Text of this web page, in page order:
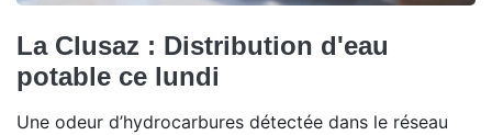
La Clusaz : Distribution d'eau
potable ce lundi
Une odeur d’hydrocarbures détectée dans le réseau